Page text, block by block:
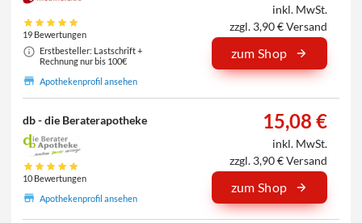
19 Bewertungen
Erstbesteller: Lastschrift +
Rechnung nur bis 100€
Apothekenprofil ansehen
inkl. MwSt.
zzgl. 3,90 € Versand
zum Shop
db - die Beraterapotheke
10 Bewertungen
Apothekenprofil ansehen
15,08 €
inkl. MwSt.
zzgl. 3,90 € Versand
zum Shop